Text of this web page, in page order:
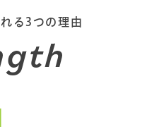
る3つの理由